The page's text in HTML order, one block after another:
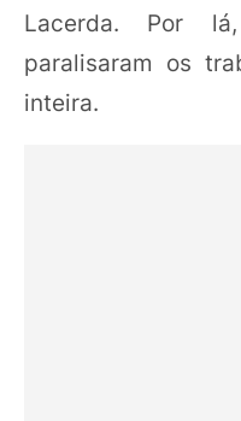
Lacerda. Por
paralisaram os
inteira.